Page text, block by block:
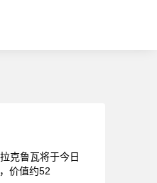
克鲁瓦将于今日
价值约52